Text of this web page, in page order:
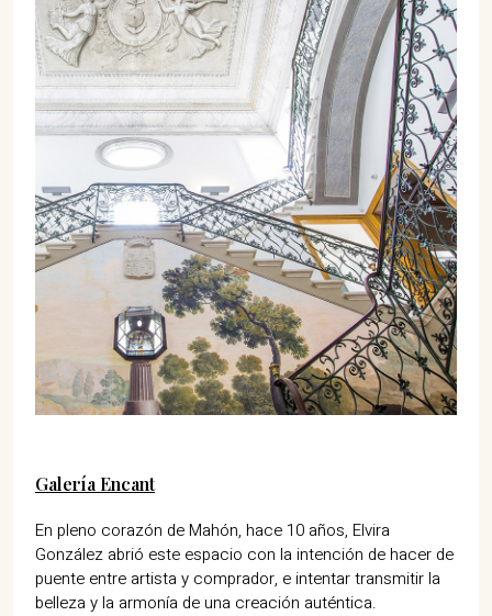
Galería Encant
En pleno corazón de Mahón, hace 10 años, Elvira
González abrió este espacio con la intención de hacer de
puente entre artista y comprador, e intentar transmitir la
belleza y la armonía de una creación auténtica.